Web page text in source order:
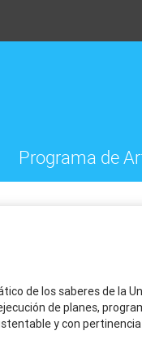
Programa de
de los saberes de la
de planes,
y con pertinencia